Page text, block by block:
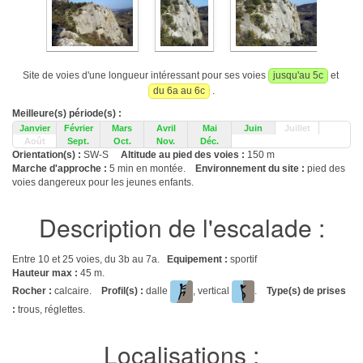
Site de voies d'une longueur intéressant pour ses voies jusqu'au 5c
et
du 6a au 6c
.
Meilleure(s) période(s) :
Janvier Février Mars Avril Mai Juin
Juillet
Août
Sept. Oct. Nov. Déc.
Orientation(s) : SW-S Altitude au pied des voies : 150 m
Marche d'approche : 5 min en montée. Environnement du site : pied des
voies dangereux pour les jeunes enfants.
Description de l'escalade :
Entre 10 et 25 voies, du 3b au 7a. Equipement : sportif
Hauteur max : 45 m.
Rocher : calcaire. Profil(s) : dalle , vertical . Type(s) de prises
: trous, réglettes.
Localisations :